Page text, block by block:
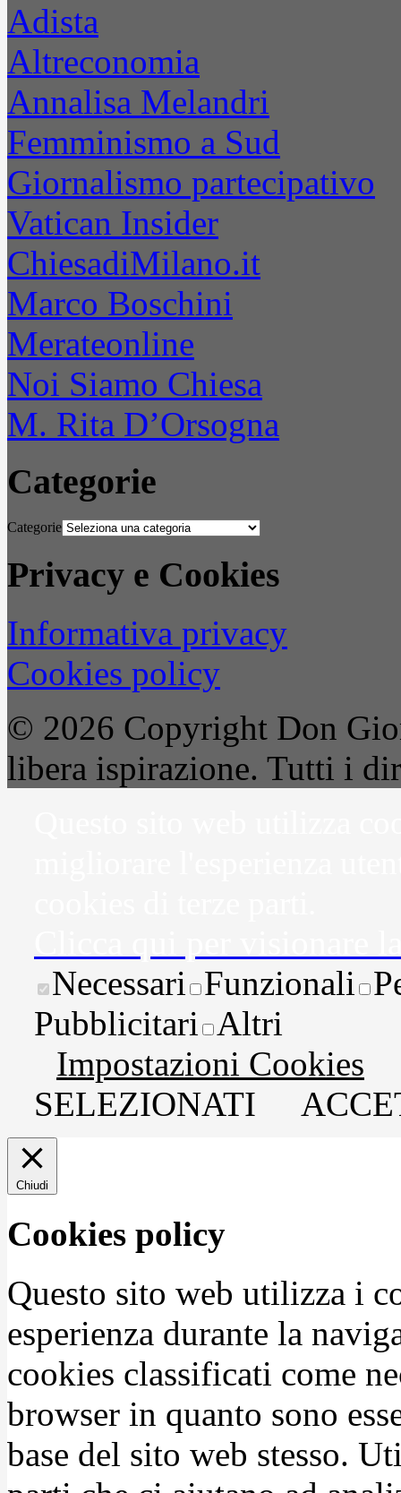
Adista
Altreconomia
Annalisa Melandri
Femminismo a Sud
Giornalismo partecipativo
Vatican Insider
ChiesadiMilano.it
Marco Boschini
Merateonline
Noi Siamo Chiesa
M. Rita D’Orsogna
Categorie
Categorie
Privacy e Cookies
Informativa privacy
Cookies policy
© 2026 Copyright Don
libera ispirazione. Tutti i
Necessari Funzionali
Pubblicitari
Altri
Impostazioni Cookies
SELEZIONATI
Chiudi
Cookies policy
Questo sito web utilizza i
esperienza durante la
cookies classificati come
browser in quanto sono
base del sito web stesso.